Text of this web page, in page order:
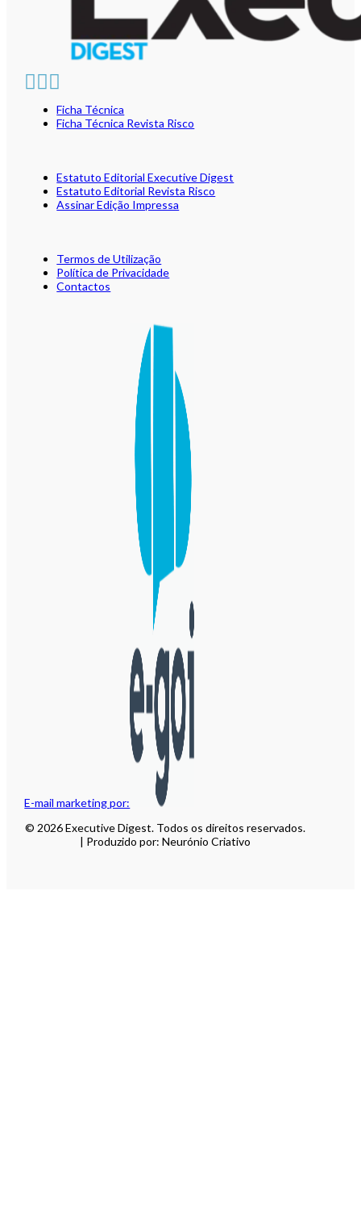
E-mail marketing por:
Ficha Técnica
Ficha Técnica Revista Risco
Estatuto Editorial Executive Digest
Estatuto Editorial Revista Risco
Assinar Edição Impressa
Termos de Utilização
Política de Privacidade
Contactos
© 2026 Executive Digest. Todos os direitos reservados.
| Produzido por: Neurónio Criativo